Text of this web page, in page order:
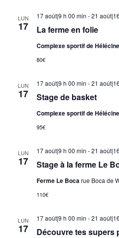
LUN
17 La ferme en folie
17 août|9 h 00 min -21
Complexe sportif de Hélécine
80€
LUN
17 Stage de basket
17 août|9 h 00 min -21
Complexe sportif de Hélécine
95€
LUN
17 Stage à la ferme Le
17 août|9 h 00 min -21
Ferme Le Bocarue Boca de
110€
LUN
17 Découvre tes supers
17 août|9 h 00 min -21